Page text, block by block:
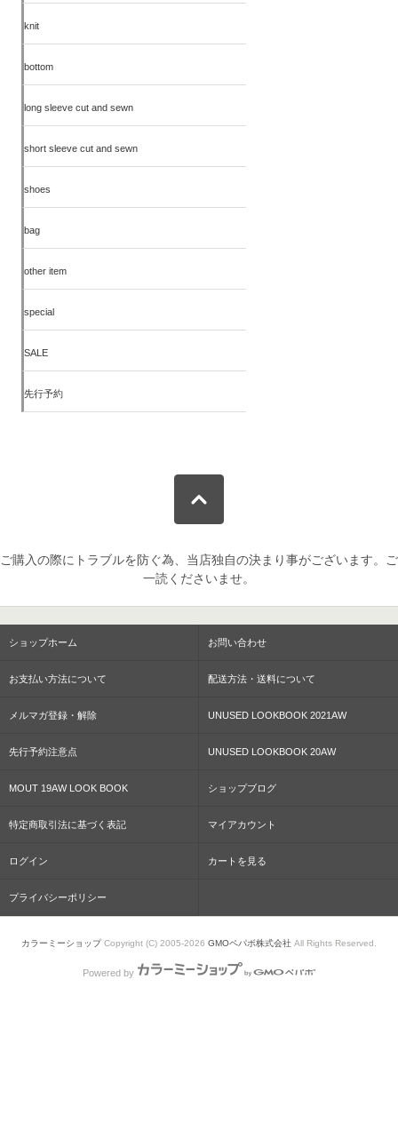
knit
bottom
long sleeve cut and sewn
short sleeve cut and sewn
shoes
bag
other item
special
SALE
先行予約
ご購入の際にトラブルを防ぐ為、当店独自の決まり事がございます。ご
一読くださいませ。
ショップホーム お問い合わせ
お支払い方法について 配送方法・送料について
メルマガ登録・解除 UNUSED LOOKBOOK 2021AW
先行予約注意点 UNUSED LOOKBOOK 20AW
MOUT 19AW LOOK BOOK ショップブログ
特定商取引法に基づく表記 マイアカウント
ログイン カートを見る
プライバシーポリシー
カラーミーショップCopyright (C) 2005-2026 GMOペパボ株式会社 All Rights Reserved.
Powered by